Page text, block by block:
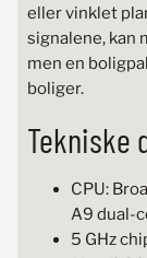
eller vinklet
signalene, kan
men en
boliger.
Tekniske
CPU:
A9 dual-
5 GHz